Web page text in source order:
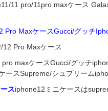
11 pro/11pro maxケース
Pro MaxケースGucci/グッチ
maxケースGucci/グッチ
ースSupreme/シュプリーム
スiphone12ミニケースは